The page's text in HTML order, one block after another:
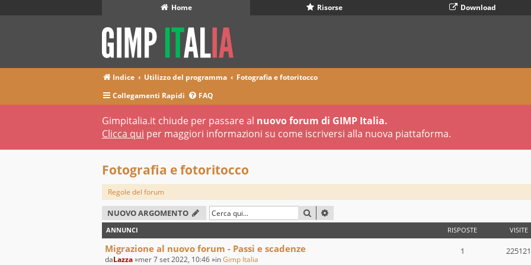
Home Risorse Download
Indice Utilizzo del programma
Fotografia e fotoritocco
Collegamenti Rapidi
FAQ
Gimpitalia.it chiude per passare al nuovo forum di GIMP Italia.
Clicca qui per maggiori informazioni su come iscriversi alla nuova piattaforma.
Fotografia e fotoritocco
Regole del forum
NUOVO ARGOMENTO CERCA
ANNUNCI RISPOSTE VISITE
Migrazione al nuovo forum - Passi e scadenze
daLazza»mer 7 set 2022, 10:46 »inGimp Italia
1 225121